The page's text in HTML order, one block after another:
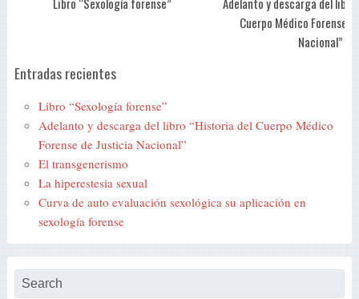
Cuerpo Médico Forense
Nacional”
Entradas recientes
Libro “Sexología forense”
Adelanto y descarga del libro “Historia del Cuerpo Médico
Forense de Justicia Nacional”
El transgenerismo
La hiperestesia sexual
Curva de auto evaluación sexológica su aplicación en
sexología forense